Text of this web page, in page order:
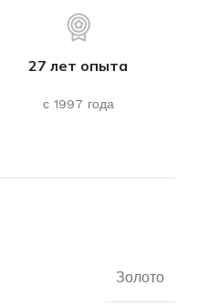
27 лет опыта
с 1997 года
Золото